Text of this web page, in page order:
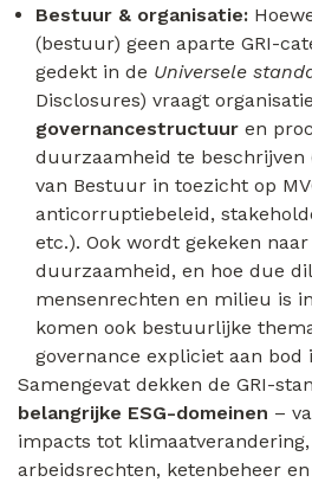
Bestuur & organisatie:
(bestuur) geen aparte GRI-
gedekt in de Universele
Disclosures) vraagt
governancestructuur en
duurzaamheid te beschrijven
van Bestuur in toezicht op
anticorruptiebeleid,
etc.). Ook wordt gekeken
duurzaamheid, en hoe due
mensenrechten en milieu is
komen ook bestuurlijke
governance expliciet aan bod
Samengevat dekken de GRI-
belangrijke ESG-domeinen –
impacts tot
arbeidsrechten, ketenbeheer